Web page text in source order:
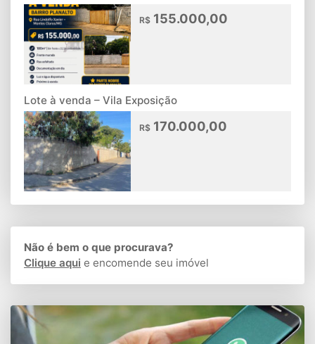
R$ 155.000,00
Lote à venda – Vila Exposição
R$ 170.000,00
Não é bem o que procurava?
Clique aqui e encomende seu imóvel